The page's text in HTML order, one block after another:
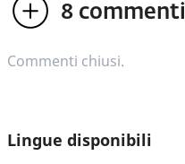
8 commenti
Commenti chiusi.
Lingue disponibili